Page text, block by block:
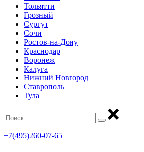
Тольятти
Грозный
Сургут
Сочи
Ростов-на-Дону
Краснодар
Воронеж
Калуга
Нижний Новгород
Ставрополь
Тула
+7(495)260-07-65